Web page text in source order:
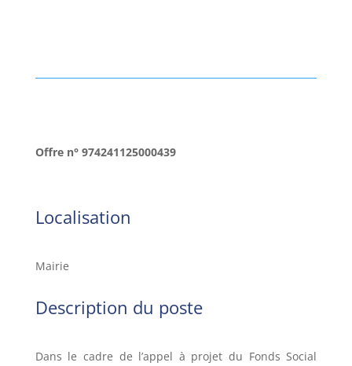
Offre n° 974241125000439
Localisation
Mairie
Description du poste
Dans le cadre de l’appel à projet du Fonds Social